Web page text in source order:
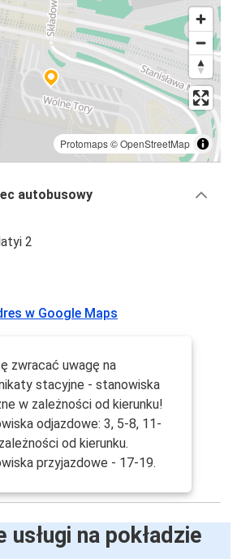
Protomaps©OpenStreetMap
autobusowy
2
w Google Maps
zwracać uwagę na
stacyjne - stanowiska
w zależności od kierunku!
odjazdowe: 3, 5-8, 11-
od kierunku.
przyjazdowe - 17-19.
usługi na pokładzie